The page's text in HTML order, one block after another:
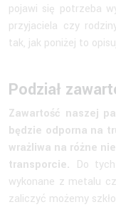
pojawi się potrzeba
przyjaciela czy
tak, jak poniżej to
Podział
Zawartość naszej
będzie odporna na
wrażliwa na różne
transporcie. Do
wykonane z metalu
zaliczyć możemy